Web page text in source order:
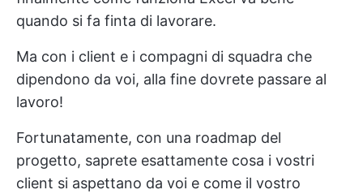
quando si fa finta di lavorare.
Ma con i client e i compagni di squadra che
dipendono da voi, alla fine dovrete passare al
lavoro!
Fortunatamente, con una roadmap del
progetto, saprete esattamente cosa i vostri
client si aspettano da voi e come il vostro